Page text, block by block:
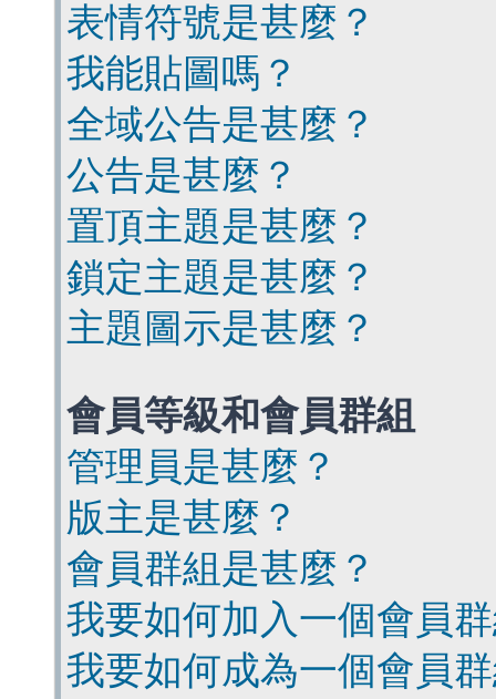
表情符號是甚麼？
我能貼圖嗎？
全域公告是甚麼？
公告是甚麼？
置頂主題是甚麼？
鎖定主題是甚麼？
主題圖示是甚麼？
會員等級和會員群組
管理員是甚麼？
版主是甚麼？
會員群組是甚麼？
我要如何加入一個會員
我要如何成為一個會員